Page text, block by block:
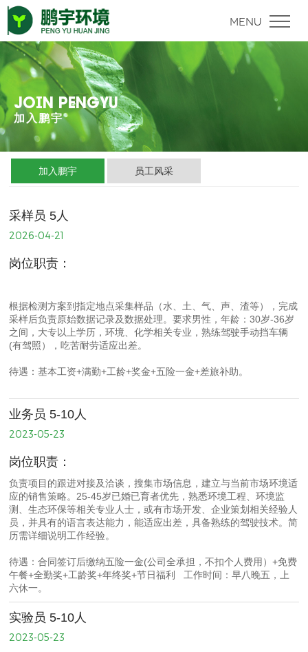
JOIN PENGYU
加入鹏宇
加入鹏宇 员工风采
采样员 5人
2026-04-21
岗位职责：
根据检测方案到指定地点采集样品（水、土、气、声、渣等），完成
采样后负责原始数据记录及数据处理。要求男性，年龄：30岁-36岁
之间，大专以上学历，环境、化学相关专业，熟练驾驶手动挡车辆
(有驾照），吃苦耐劳适应出差。
待遇：基本工资+满勤+工龄+奖金+五险一金+差旅补助。
业务员 5-10人
2023-05-23
岗位职责：
负责项目的跟进对接及洽谈，搜集市场信息，建立与当前市场环境适
应的销售策略。25-45岁已婚已育者优先，熟悉环境工程、环境监
测、生态环保等相关专业人士，或有市场开发、企业策划相关经验人
员，并具有的语言表达能力，能适应出差，具备熟练的驾驶技术。简
历需详细说明工作经验。
待遇：合同签订后缴纳五险一金(公司全承担，不扣个人费用）+免费
午餐+全勤奖+工龄奖+年终奖+节日福利 工作时间：早八晚五，上
六休一。
实验员 5-10人
2023-05-23